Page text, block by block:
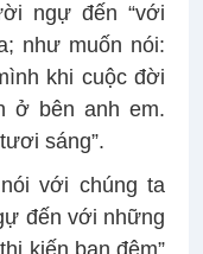
ngự đến “với
như muốn nói:
khi cuộc đời
ở bên anh em.
sáng”.
với chúng ta
đến với những